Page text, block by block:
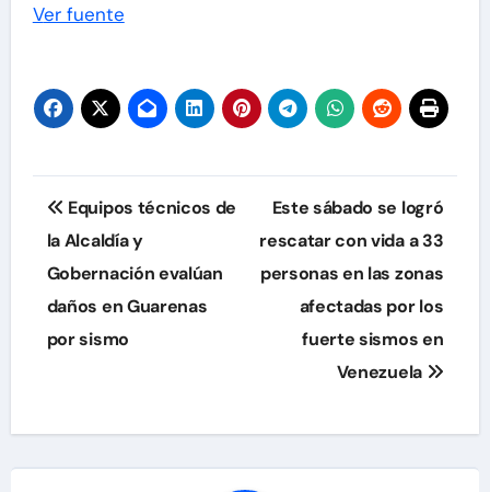
Ver fuente
Navegación
de
entradas
Equipos técnicos de
la Alcaldía y
Gobernación evalúan
daños en Guarenas
por sismo
Este sábado se logró
rescatar con vida a 33
personas en las zonas
afectadas por los
fuerte sismos en
Venezuela